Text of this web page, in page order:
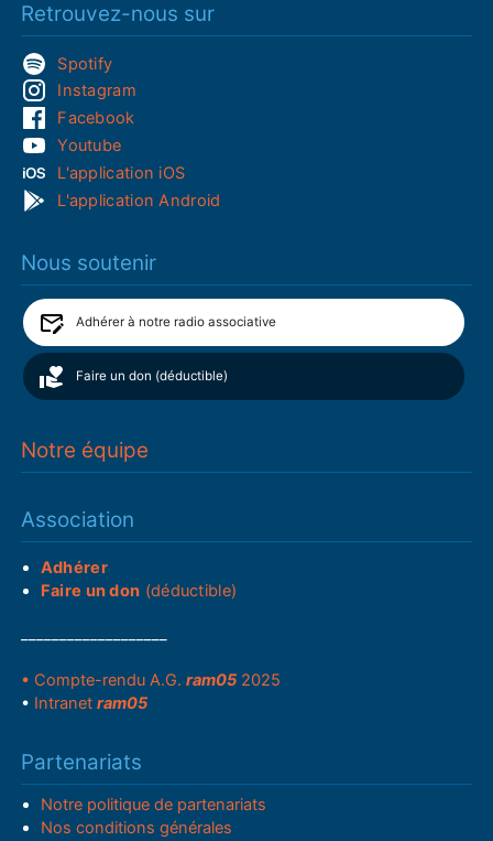
Retrouvez-nous sur
Spotify
Instagram
Facebook
Youtube
L'application iOS
L'application Android
Nous soutenir
Adhérer à notre radio associative
Faire un don (déductible)
Notre équipe
Association
Adhérer
Faire un don (déductible)
• Compte-rendu A.G.ram05 2025
• Intranetram05
Partenariats
Notre politique de partenariats
Nos conditions générales